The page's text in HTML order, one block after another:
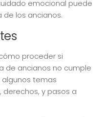
emocional puede
de los ancianos.
proceder si
de ancianos no cumple
algunos temas
y pasos a